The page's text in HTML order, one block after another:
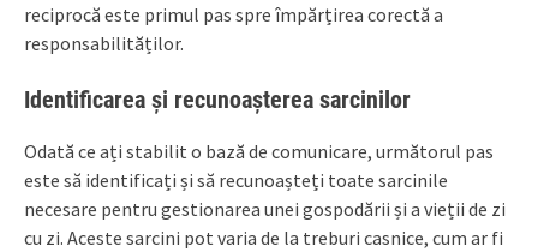
reciprocă este primul pas spre împărțirea corectă a
responsabilităților.
Identificarea și recunoașterea sarcinilor
Odată ce ați stabilit o bază de comunicare, următorul pas
este să identificați și să recunoașteți toate sarcinile
necesare pentru gestionarea unei gospodării și a vieții de zi
cu zi. Aceste sarcini pot varia de la treburi casnice, cum ar fi